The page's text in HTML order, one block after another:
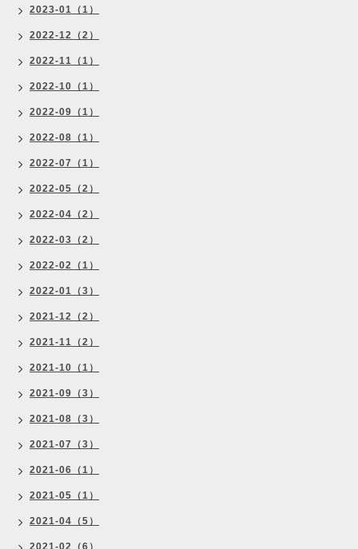
2023-01（1）
2022-12（2）
2022-11（1）
2022-10（1）
2022-09（1）
2022-08（1）
2022-07（1）
2022-05（2）
2022-04（2）
2022-03（2）
2022-02（1）
2022-01（3）
2021-12（2）
2021-11（2）
2021-10（1）
2021-09（3）
2021-08（3）
2021-07（3）
2021-06（1）
2021-05（1）
2021-04（5）
2021-02（6）